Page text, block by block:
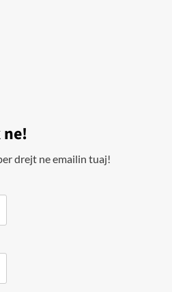
drejt ne emailin tuaj!